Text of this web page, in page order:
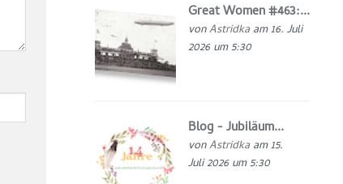
Great Women #463:...
vonAstridka am 16. Juli
2026 um 5:30
Blog - Jubiläum...
vonAstridka am 15.
Juli 2026 um 5:30